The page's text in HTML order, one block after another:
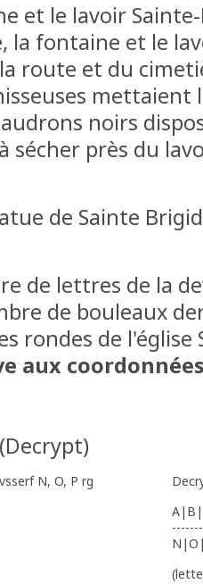
et le lavoir
la fontaine et le
route et du
noirs
sécher près du
de Sainte
de lettres de la
de bouleaux
rondes de l'église
aux
(Decrypt)
N, O, P rg